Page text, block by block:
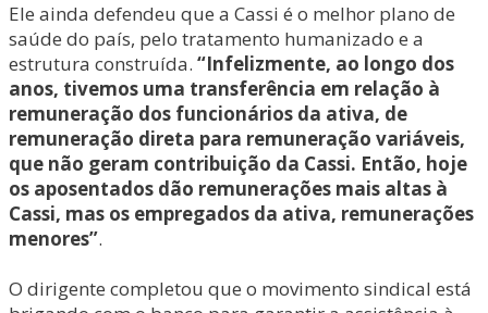
Ele ainda defendeu que a Cassi é o melhor plano de
saúde do país, pelo tratamento humanizado e a
estrutura construída. “Infelizmente, ao longo dos
anos, tivemos uma transferência em relação à
remuneração dos funcionários da ativa, de
remuneração direta para remuneração variáveis,
que não geram contribuição da Cassi. Então, hoje
os aposentados dão remunerações mais altas à
Cassi, mas os empregados da ativa, remunerações
menores”.
O dirigente completou que o movimento sindical está